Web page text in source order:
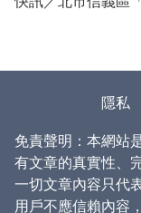
隱私
免責聲明：本網站
有文章的真實性、
一切文章內容只代
用戶不應信賴內容